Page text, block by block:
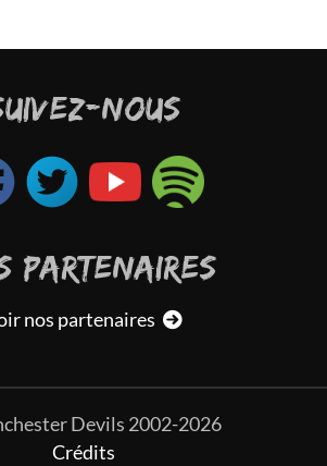
NOUS
PARTENAIRES
nos partenaires
Devils 2002-2026
Crédits